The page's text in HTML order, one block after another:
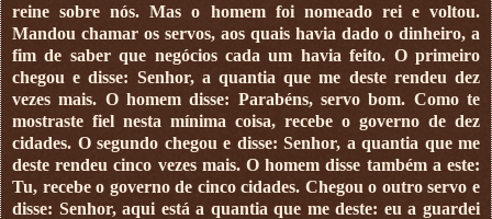
reine sobre nós. Mas o homem foi nomeado rei e voltou.
Mandou chamar os servos, aos quais havia dado o dinheiro, a
fim de saber que negócios cada um havia feito. O primeiro
chegou e disse: Senhor, a quantia que me deste rendeu dez
vezes mais. O homem disse: Parabéns, servo bom. Como te
mostraste fiel nesta mínima coisa, recebe o governo de dez
cidades. O segundo chegou e disse: Senhor, a quantia que me
deste rendeu cinco vezes mais. O homem disse também a este:
Tu, recebe o governo de cinco cidades. Chegou o outro servo e
disse: Senhor, aqui está a quantia que me deste: eu a guardei